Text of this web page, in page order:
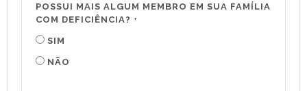
POSSUI MAIS ALGUM MEMBRO EM SUA FAMÍLIA
COM DEFICIÊNCIA? *
SIM
NÃO